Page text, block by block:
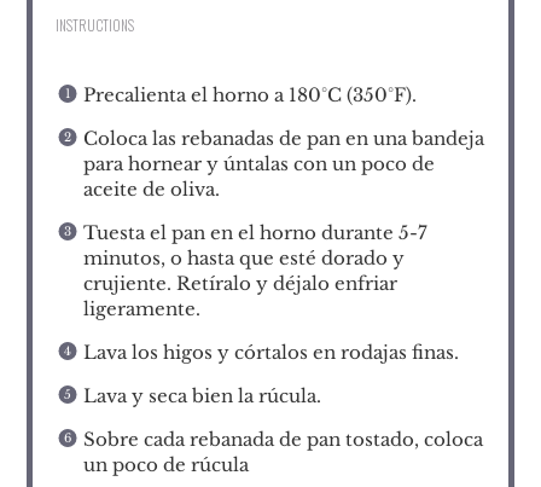
INSTRUCTIONS
Precalienta el horno a 180°C (350°F).
Coloca las rebanadas de pan en una bandeja
para hornear y úntalas con un poco de
aceite de oliva.
Tuesta el pan en el horno durante 5-7
minutos, o hasta que esté dorado y
crujiente. Retíralo y déjalo enfriar
ligeramente.
Lava los higos y córtalos en rodajas finas.
Lava y seca bien la rúcula.
Sobre cada rebanada de pan tostado, coloca
un poco de rúcula